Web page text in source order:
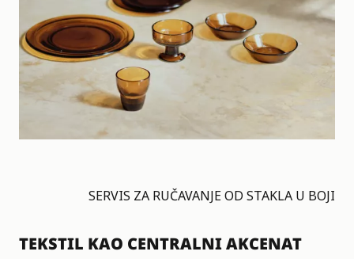
SERVIS ZA RUČAVANJE OD STAKLA U BOJI
TEKSTIL KAO CENTRALNI AKCENAT